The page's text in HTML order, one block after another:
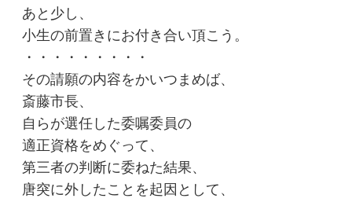
あと少し、
小生の前置きにお付き合い頂こう。
・・・・・・・・・
その請願の内容をかいつまめば、
斎藤市長、
自らが選任した委嘱委員の
適正資格をめぐって、
第三者の判断に委ねた結果、
唐突に外したことを起因として、